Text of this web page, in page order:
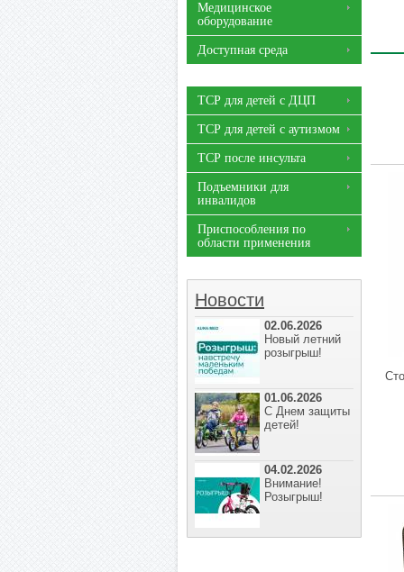
Медицинское
оборудование
Доступная среда
ТСР для детей с ДЦП
ТСР для детей с аутизмом
ТСР после инсульта
Подъемники для
инвалидов
Приспособления по
области применения
Новости
02.06.2026
Новый летний
розыгрыш!
01.06.2026
С Днем защиты
детей!
04.02.2026
Внимание!
Розыгрыш!